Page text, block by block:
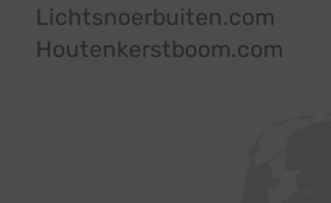
Lichtsnoerbuiten.com
Houtenkerstboom.com